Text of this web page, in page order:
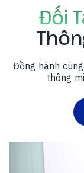
Đối
Đồng hành
thông